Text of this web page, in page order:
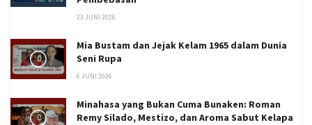
23 JUNI 2026
Mia Bustam dan Jejak Kelam 1965 dalam Dunia
Seni Rupa
6 JUNI 2026
Minahasa yang Bukan Cuma Bunaken: Roman
Remy Silado, Mestizo, dan Aroma Sabut Kelapa